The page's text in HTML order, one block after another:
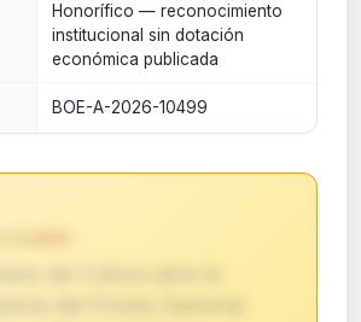
Honorífico — reconocimiento
institucional sin dotación
económica publicada
BOE-A-2026-10499